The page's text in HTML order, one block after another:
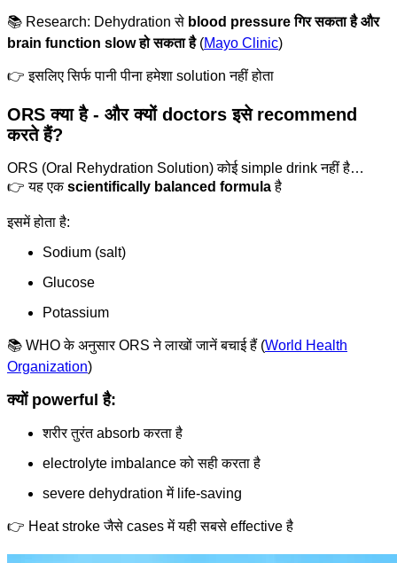
📚 Research: Dehydration से blood pressure गिर सकता है और
brain function slow हो सकता है(Mayo Clinic)
👉 इसलिए सिर्फ पानी पीना हमेशा solution नहीं होता
ORS क्या है - और क्यों doctors इसे recommend
करते हैं?
ORS (Oral Rehydration Solution) कोई simple drink नहीं है…
👉 यह एकscientifically balanced formulaहै
इसमें होता है:
Sodium (salt)
Glucose
Potassium
📚 WHO के अनुसार ORS ने लाखों जानें बचाई हैं (World Health
Organization)
क्यों powerful है:
शरीर तुरंत absorb करता है
electrolyte imbalance को सही करता है
severe dehydration में life-saving
👉 Heat stroke जैसे cases में यही सबसे effective है